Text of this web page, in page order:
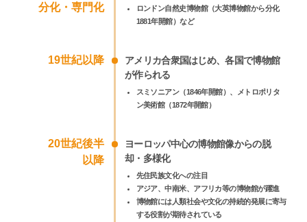
分化・専門化
ロンドン自然史博物館（大英博物館から分化
1881年開館）など
19世紀以降
アメリカ合衆国はじめ、各国で博物館
が作られる
スミソニアン（1846年開館）、メトロポリタ
ン美術館（1872年開館）
20世紀後半
以降
ヨーロッパ中心の博物館像からの脱
却・多様化
先住民族文化への注目
アジア、中南米、アフリカ等の博物館が躍進
博物館には人類社会や文化の持続的発展に寄与
する役割が期待されている